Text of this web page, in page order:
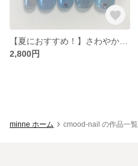
2,800円
minne ホーム cmood-nail の作品一覧